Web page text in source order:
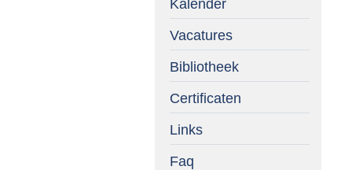
Kalender
Vacatures
Bibliotheek
Certificaten
Links
Faq